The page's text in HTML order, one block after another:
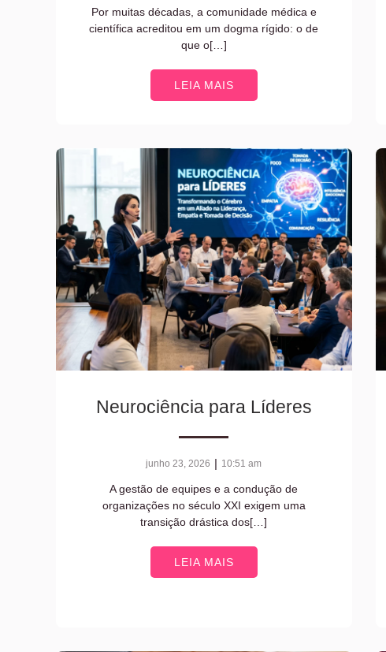
Por muitas décadas, a comunidade médica e
científica acreditou em um dogma rígido: o de
que o[…]
LEIA MAIS
Neurociência para Líderes
junho 23, 2026 | 10:51 am
A gestão de equipes e a condução de
organizações no século XXI exigem uma
transição drástica dos[…]
LEIA MAIS